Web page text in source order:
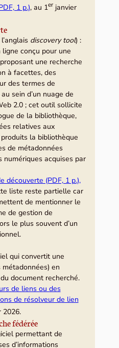
1 p.), au 1erjanvier
discovery tool) :
conçu pour une
une recherche
à facettes, des
des termes de
sein d’un nuage de
2.0 ; cet outil sollicite
de la bibliothèque,
relatives aux
la bibliothèque
de métadonnées
numériques acquises par
découverte (PDF, 1 p.),
liste reste partielle car
de mentionner le
de gestion de
le plus souvent d’un
qui convertit une
en
document recherché.
de liens ou des
de résolveur de lien
fédérée
permettant de
d’informations